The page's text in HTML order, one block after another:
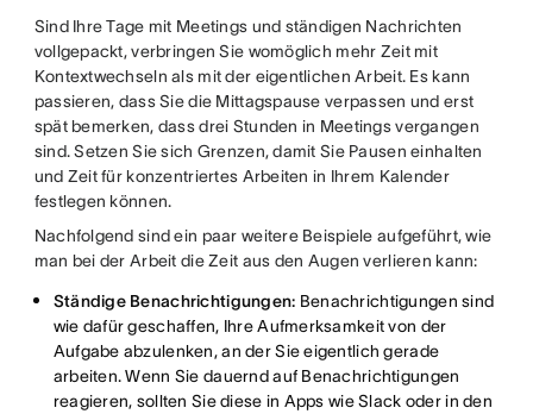
Sind Ihre Tage mit Meetings und ständigen Nachrichten
vollgepackt, verbringen Sie womöglich mehr Zeit mit
Kontextwechseln als mit der eigentlichen Arbeit. Es kann
passieren, dass Sie die Mittagspause verpassen und erst
spät bemerken, dass drei Stunden in Meetings vergangen
sind. Setzen Sie sich Grenzen, damit Sie Pausen einhalten
und Zeit für konzentriertes Arbeiten in Ihrem Kalender
festlegen können.
Nachfolgend sind ein paar weitere Beispiele aufgeführt, wie
man bei der Arbeit die Zeit aus den Augen verlieren kann:
Ständige Benachrichtigungen: Benachrichtigungen sind
wie dafür geschaffen, Ihre Aufmerksamkeit von der
Aufgabe abzulenken, an der Sie eigentlich gerade
arbeiten. Wenn Sie dauernd auf Benachrichtigungen
reagieren, sollten Sie diese in Apps wie Slack oder in den